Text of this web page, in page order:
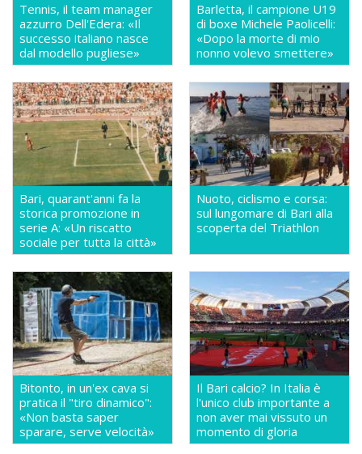
Tennis, il team manager
azzurro Dell'Edera: «Il
successo italiano nasce
dal modello pugliese»
Barletta, il campione U19
di boxe Michele Paolicelli:
«Dopo la morte di mio
nonno volevo smettere»
Bari, quarant'anni fa la
storica promozione in
serie A: «Un riscatto
sociale per tutta la città»
Nuoto, ciclismo e corsa:
sul lungomare di Bari alla
scoperta del Triathlon
Bitonto, in un'ex cava si
pratica il "tiro dinamico":
«Non basta saper
sparare, serve velocità»
Il Bari calcio? In Italia è
l'unico club importante a
non aver mai vissuto un
momento di gloria